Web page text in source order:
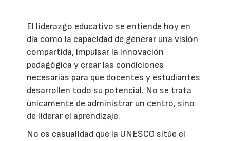
El liderazgo educativo se entiende hoy en
día como la capacidad de generar una visión
compartida, impulsar la innovación
pedagógica y crear las condiciones
necesarias para que docentes y estudiantes
desarrollen todo su potencial. No se trata
únicamente de administrar un centro, sino
de liderar el aprendizaje.
No es casualidad que la UNESCO sitúe el